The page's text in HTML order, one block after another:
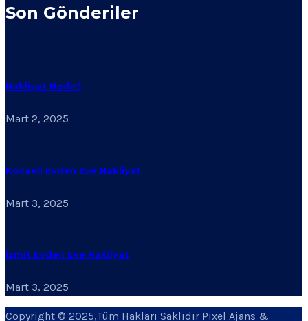
Son Gönderiler
Nakliyat Nedir?
Mart 2, 2025
Kocaeli Evden Eve Nakliyat
Mart 3, 2025
İzmit Evden Eve Nakliyat
Mart 3, 2025
Copyright © 2025,Tüm Hakları Saklıdır Pixel Ajans &